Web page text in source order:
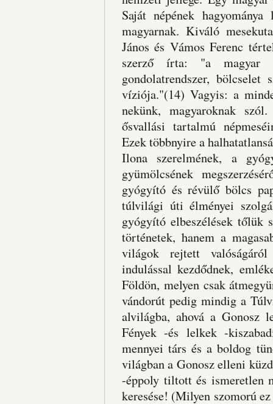
Saját népének
magyarnak. Kiváló
János és Vámos Ferenc
szerző írta: "a magyar
gondolatrendszer,
víziója."(14) Vagyis: a
nekünk, magyaroknak
ősvallási tartalmú
Ezek többnyire a
Ilona szerelmének, a
gyümölcsének
gyógyító és révülő bölcs
túlvilági úti élményei
gyógyító elbeszélések tőlük
történetek, hanem a
világok rejtett
indulással kezdődnek,
Földön, melyen csak
vándorút pedig mindig a
alvilágba, ahová a Gonosz
Fények -és lelkek -
mennyei társ és a boldog
világban a Gonosz elleni
-éppoly tiltott és ismeretlen
keresése! (Milyen szomorú